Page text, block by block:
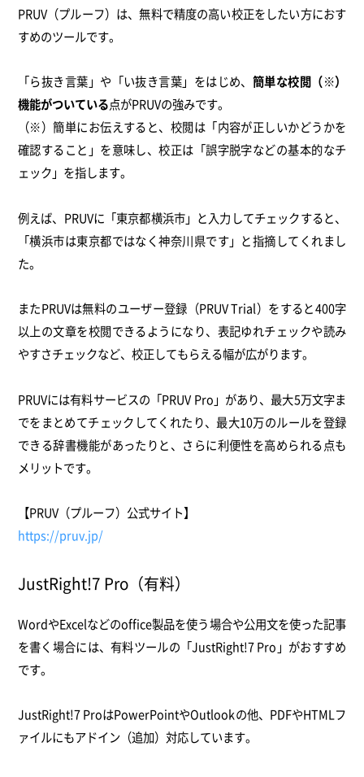
PRUV（プルーフ）は、無料で精度の高い校正をしたい方におす
すめのツールです。
「ら抜き言葉」や「い抜き言葉」をはじめ、 簡単な校閲（※）
機能がついている点がPRUVの強みです。
（※）簡単にお伝えすると、校閲は「内容が正しいかどうかを
確認すること」を意味し、校正は「誤字脱字などの基本的なチ
ェック」を指します。
例えば、PRUVに「東京都横浜市」と入力してチェックすると、
「横浜市は東京都ではなく神奈川県です」と指摘してくれまし
た。
またPRUVは無料のユーザー登録（PRUV Trial）をすると400字
以上の文章を校閲できるようになり、表記ゆれチェックや読み
やすさチェックなど、校正してもらえる幅が広がります。
PRUVには有料サービスの「PRUV Pro」があり、最大5万文字ま
でをまとめてチェックしてくれたり、最大10万のルールを登録
できる辞書機能があったりと、さらに利便性を高められる点も
メリットです。
【PRUV（プルーフ）公式サイト】
https://pruv.jp/
JustRight!7 Pro（有料）
WordやExcelなどのoffice製品を使う場合や公用文を使った記事
を書く場合には、有料ツールの「JustRight!7 Pro」がおすすめ
です。
JustRight!7 ProはPowerPointやOutlookの他、PDFやHTMLフ
ァイルにもアドイン（追加）対応しています。